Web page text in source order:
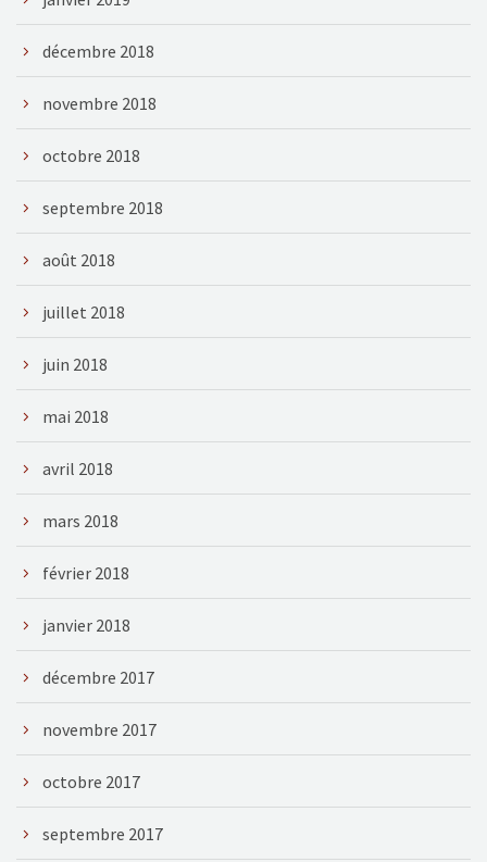
décembre 2018
novembre 2018
octobre 2018
septembre 2018
août 2018
juillet 2018
juin 2018
mai 2018
avril 2018
mars 2018
février 2018
janvier 2018
décembre 2017
novembre 2017
octobre 2017
septembre 2017